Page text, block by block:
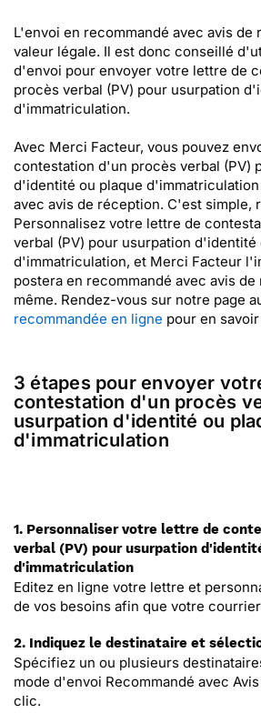
L'envoi en recommandé avec avis de
valeur légale. Il est donc conseillé
d'envoi pour envoyer votre lettre de
procès verbal (PV) pour usurpation
d'immatriculation.
Avec Merci Facteur, vous pouvez
contestation d'un procès verbal (PV)
d'identité ou plaque
avec avis de réception. C'est simple,
Personnalisez votre lettre de
verbal (PV) pour usurpation d'identité
d'immatriculation, et Merci Facteur
postera en recommandé avec avis
même. Rendez-vous sur notre page
recommandée en ligne pour en
3 étapes pour envoyer
contestation d'un procès
usurpation d'identité ou
d'immatriculation
1. Personnaliser votre lettre de
verbal (PV) pour usurpation
d'immatriculation
Editez en ligne votre lettre et
de vos besoins afin que votre
2. Indiquez le destinataire et
Spécifiez un ou plusieurs
mode d'envoi Recommandé avec
clic.